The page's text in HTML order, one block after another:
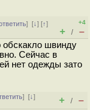
][↓] [↑]
+4
+ / –
швинду
Сейчас в
нет одежды зато
][↓]
+ / –